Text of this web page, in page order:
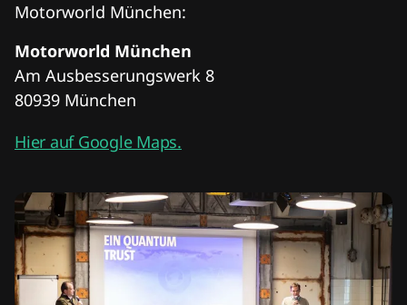
Motorworld München:
Motorworld München
Am Ausbesserungswerk 8
80939 München
Hier auf Google Maps.